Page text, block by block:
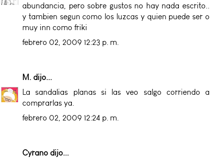
abundancia, pero sobre gustos no hay nada escrito..
y tambien segun como los luzcas y quien puede ser o
muy inn como friki
febrero 02, 2009 12:23 p. m.
M. dijo...
La sandalias planas si las veo salgo corriendo a
comprarlas ya.
febrero 02, 2009 12:24 p. m.
Cyrano dijo...